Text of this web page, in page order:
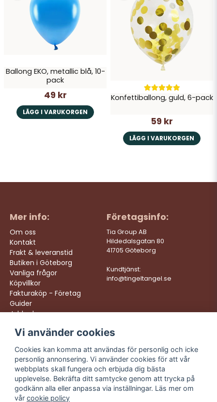
Ballong EKO, metallic blå, 10-
pack
49 kr
LÄGG I VARUKORGEN
Konfettiballong, guld, 6-pack
59 kr
LÄGG I VARUKORGEN
Mer info:
Om oss
Kontakt
Frakt & leveranstid
Butiken i Göteborg
Vanliga frågor
Köpvillkor
Fakturaköp - Företag
Guider
Jobba hos oss
Företagsinfo:
Tia Group AB
Hildedalsgatan 80
41705 Göteborg
Kundtjänst:
info@tingeltangel.se
Följ oss:
Instagram
Facebook
TikTok
YouTube
Vi levererar:
Snabba leveranser
Trygga köp
Fri frakt över 499:-
Trevlig kundtjänst
Vi använder cookies
Cookies kan komma att användas för personlig och icke
personlig annonsering. Vi använder cookies för att vår
webbplats skall fungera och erbjuda dig bästa
upplevelse. Bekräfta ditt samtycke genom att trycka på
godkänn alla eller anpassa via inställningar. Läs mer om
vår cookie policy